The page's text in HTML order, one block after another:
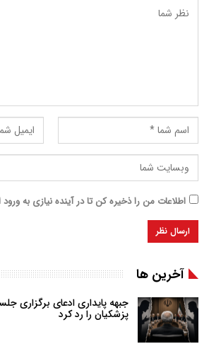
اطلاعات من را ذخیره کن تا در آینده نیازی به
آخرین ها
جبهه پایداری ادعای برگزاری
پزشکیان را رد کرد